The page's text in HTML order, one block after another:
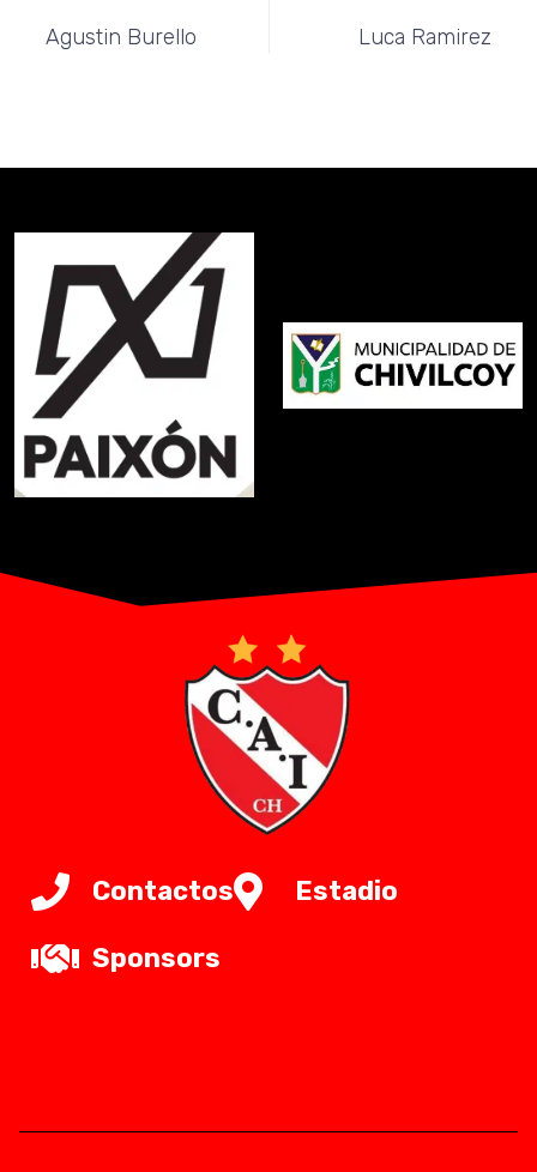
Agustin Burello Luca Ramirez
Contactos Estadio
Sponsors